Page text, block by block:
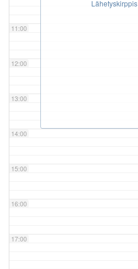
11:00
12:00
13:00
14:00
15:00
16:00
17:00
Lähetyskirppis